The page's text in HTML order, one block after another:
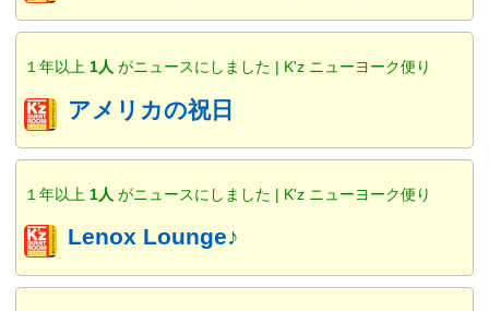
１年以上 1人 がニュースにしました | K'z ニューヨーク便り
アメリカの祝日
１年以上 1人 がニュースにしました | K'z ニューヨーク便り
Lenox Lounge♪